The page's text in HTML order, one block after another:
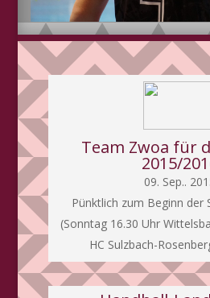
Team Zwoa für
2015/
09. Sep..
Pünktlich zum Beginn der
(Sonntag 16.30 Uhr
HC Sulzbach-